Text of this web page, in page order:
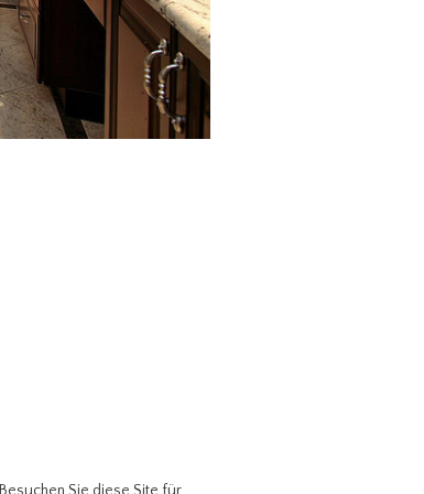
. Besuchen Sie diese Site für